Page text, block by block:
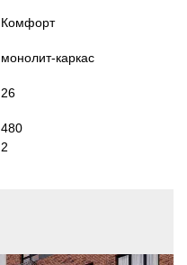
Комфорт
монолит-каркас
26
480
2